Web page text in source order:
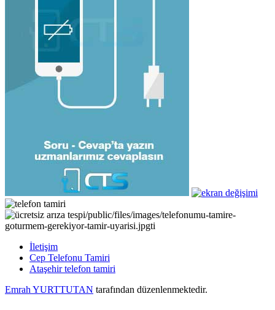
İletişim
Cep Telefonu Tamiri
Ataşehir telefon tamiri
Emrah YURTTUTAN tarafından düzenlenmektedir.